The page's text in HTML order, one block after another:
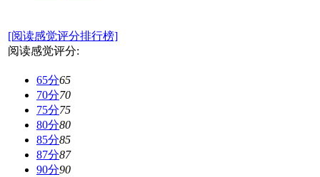
[阅读感觉评分排行榜]
阅读感觉评分:
65分65
70分70
75分75
80分80
85分85
87分87
90分90